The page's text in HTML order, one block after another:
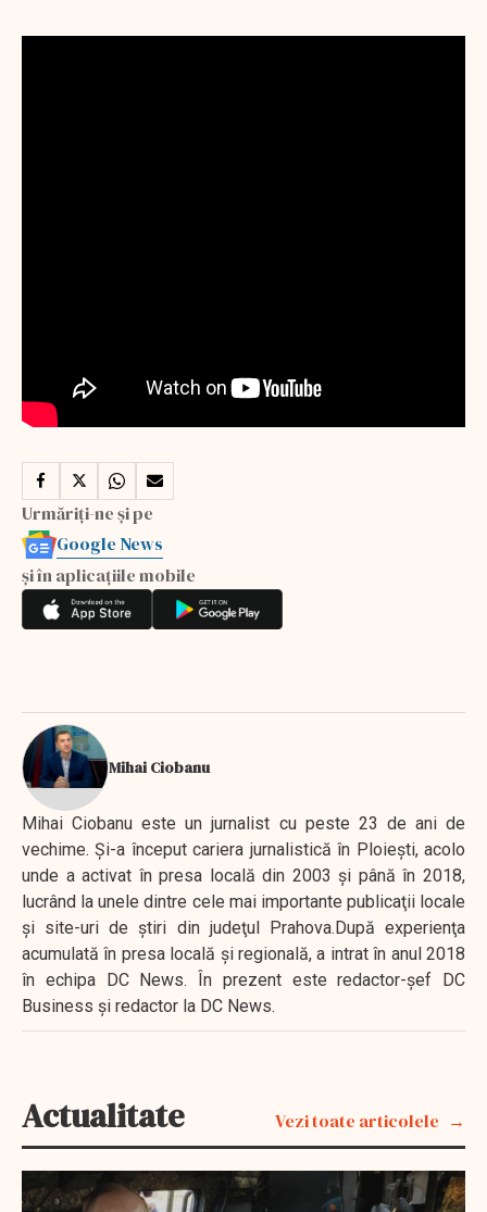
Urmăriți-ne și pe
Google News
și în aplicațiile mobile
Mihai Ciobanu
Mihai Ciobanu este un jurnalist cu peste 23 de ani de
vechime. Şi-a început cariera jurnalistică în Ploieşti, acolo
unde a activat în presa locală din 2003 şi până în 2018,
lucrând la unele dintre cele mai importante publicaţii locale
şi site-uri de ştiri din judeţul Prahova.După experienţa
acumulată în presa locală şi regională, a intrat în anul 2018
în echipa DC News. În prezent este redactor-şef DC
Business şi redactor la DC News.
Actualitate Vezi toate articolele